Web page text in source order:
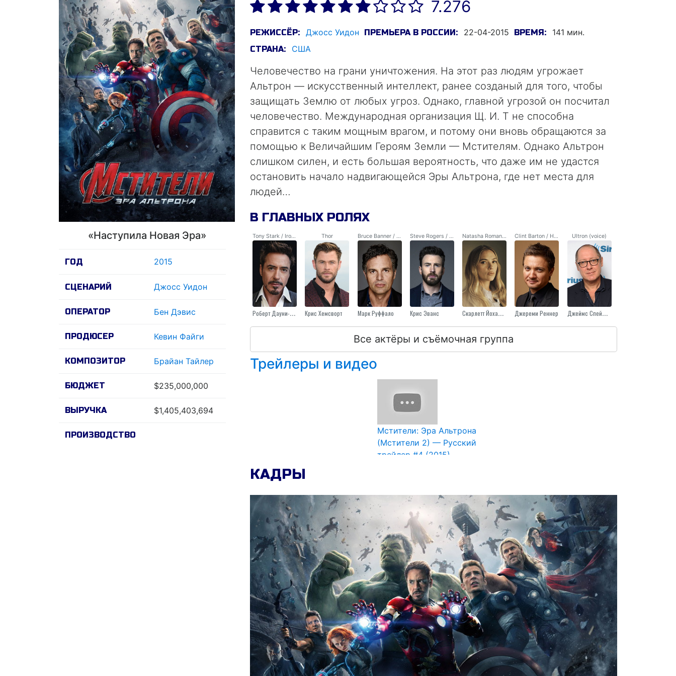
«Наступила Новая Эра»
ГОД 2015
СЦЕНАРИЙ Джосс Уидон
ОПЕРАТОР Бен Дэвис
ПРОДЮСЕР Кевин Файги
КОМПОЗИТОР Брайан Тайлер
БЮДЖЕТ $235,000,000
ВЫРУЧКА $1,405,403,694
ПРОИЗВОДСТВО
7.276
РЕЖИССЁР: Джосс Уидон ПРЕМЬЕРА В РОССИИ: 22-04-2015 ВРЕМЯ: 141 мин.
СТРАНА: США
Человечество на грани уничтожения. На этот раз людям угрожает
Альтрон — искусcтвенный интеллект, ранее созданый для того, чтобы
защищать Землю от любых угроз. Однако, главной угрозой он посчитал
человечество. Международная организация Щ. И. Т не способна
справится с таким мощным врагом, и потому они вновь обращаются за
помощью к Величайшим Героям Земли — Мстителям. Однако Альтрон
слишком силен, и есть большая вероятность, что даже им не удастся
остановить начало надвигающейся Эры Альтрона, где нет места для
людей…
В ГЛАВНЫХ РОЛЯХ
Tony Stark / Iron Man
Роберт Дауни-Младший.
Thor
Крис Хемсворт
Bruce Banner / Hulk
Марк Руффало
Steve Rogers / Captain America
Крис Эванс
Natasha Romanoff / Black Widow
Скарлетт Йоханссон
Clint Barton / Hawkeye
Джереми Реннер
Ultron (voice)
Джеймс Спейдер
Все актёры и съёмочная группа
Трейлеры и видео
Мстители: Эра Альтрона
(Мстители 2) — Русский
трейлер #4 (2015)
КАДРЫ